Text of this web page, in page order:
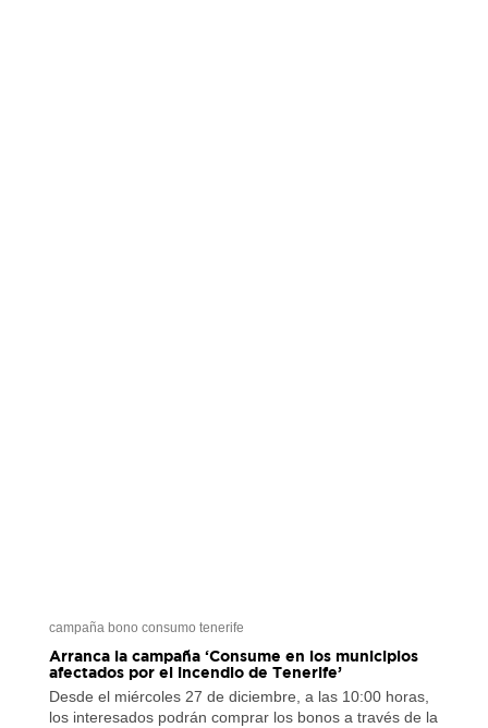
campaña bono consumo tenerife
Arranca la campaña ‘Consume en los municipios
afectados por el incendio de Tenerife’
Desde el miércoles 27 de diciembre, a las 10:00 horas,
los interesados podrán comprar los bonos a través de la